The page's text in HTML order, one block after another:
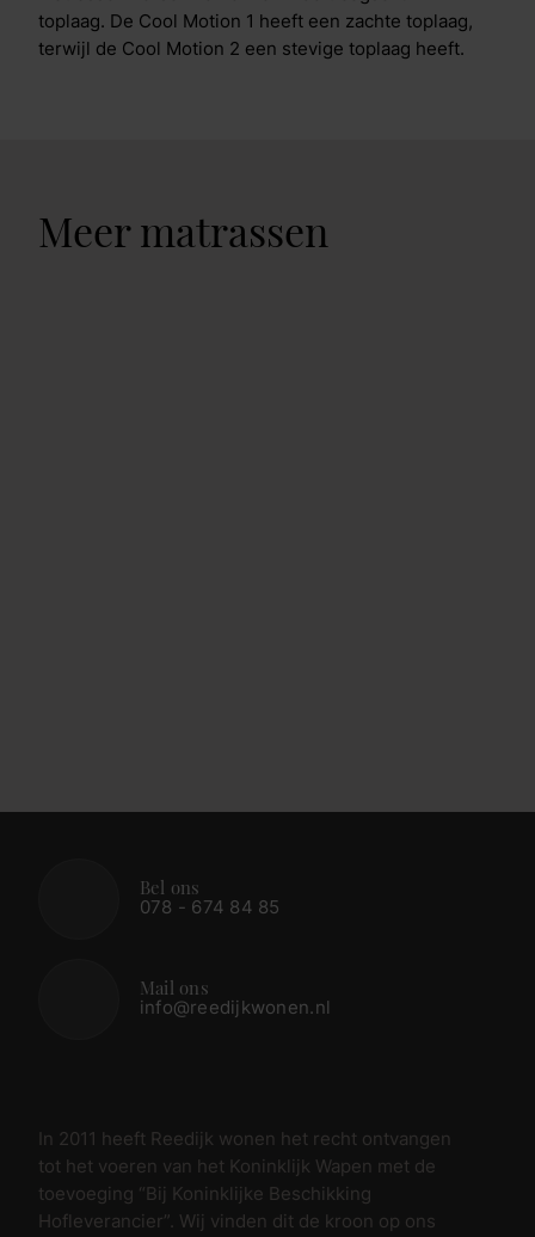
toplaag. De Cool Motion 1 heeft een zachte toplaag,
terwijl de Cool Motion 2 een stevige toplaag heeft.
Meer matrassen
Bel ons
078 - 674 84 85
Mail ons
info@reedijkwonen.nl
In 2011 heeft Reedijk wonen het recht ontvangen
tot het voeren van het Koninklijk Wapen met de
toevoeging “Bij Koninklijke Beschikking
Hofleverancier”. Wij vinden dit de kroon op ons